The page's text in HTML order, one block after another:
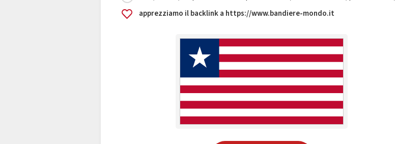
apprezziamo il backlink a https://www.bandiere-mondo.it